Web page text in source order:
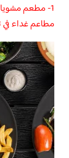
1- مطعم
مطاعم غداء في